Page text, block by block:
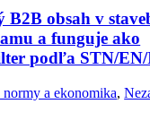
B2B obsah v
a funguje ako
podľa STN/EN/
normy a ekonomika,